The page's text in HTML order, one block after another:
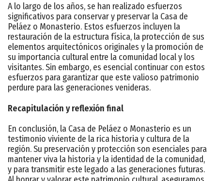
A lo largo de los años, se han realizado esfuerzos
significativos para conservar y preservar la Casa de
Peláez o Monasterio. Estos esfuerzos incluyen la
restauración de la estructura física, la protección de sus
elementos arquitectónicos originales y la promoción de
su importancia cultural entre la comunidad local y los
visitantes. Sin embargo, es esencial continuar con estos
esfuerzos para garantizar que este valioso patrimonio
perdure para las generaciones venideras.
Recapitulación y reflexión final
En conclusión, la Casa de Peláez o Monasterio es un
testimonio viviente de la rica historia y cultura de la
región. Su preservación y protección son esenciales para
mantener viva la historia y la identidad de la comunidad,
y para transmitir este legado a las generaciones futuras.